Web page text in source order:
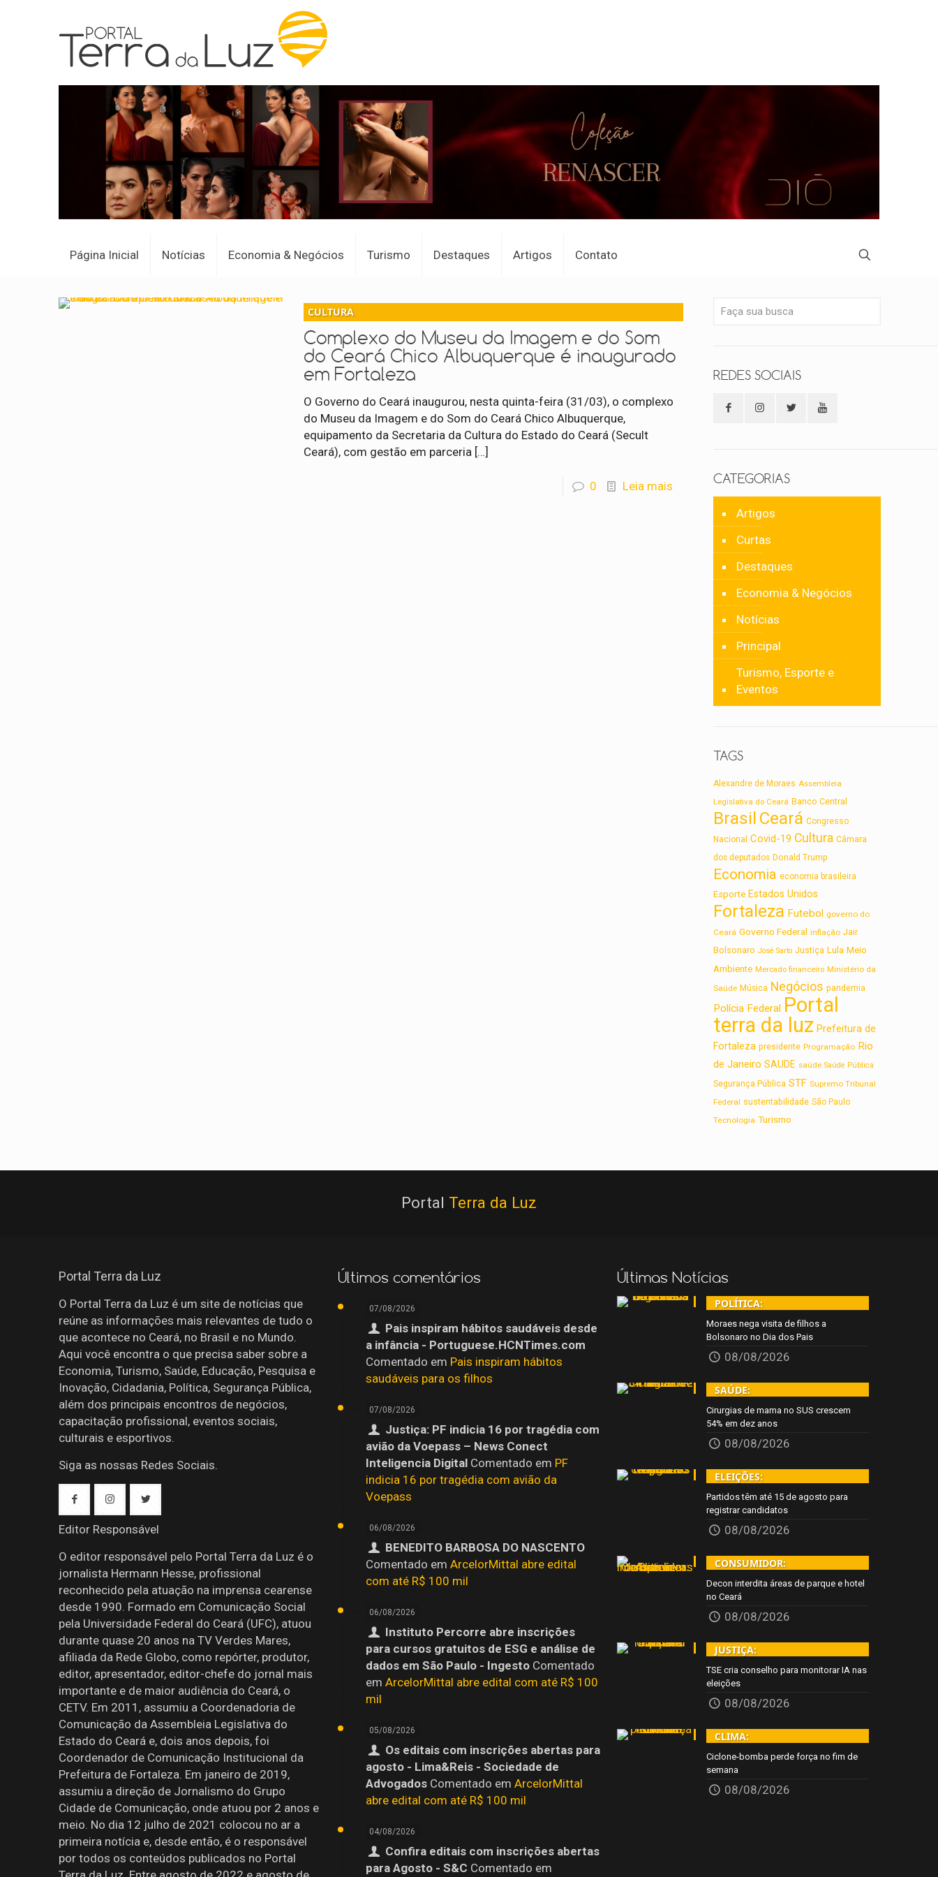
Página Inicial Notícias Economia & Negócios Turismo Destaques Artigos Contato
CULTURA
Complexo do Museu da Imagem e do Som
do Ceará Chico Albuquerque é inaugurado
em Fortaleza
O Governo do Ceará inaugurou, nesta quinta-feira (31/03), o complexo
do Museu da Imagem e do Som do Ceará Chico Albuquerque,
equipamento da Secretaria da Cultura do Estado do Ceará (Secult
Ceará), com gestão em parceria […]
0 Leia mais
REDES SOCIAIS
CATEGORIAS
Artigos
Curtas
Destaques
Economia & Negócios
Notícias
Principal
Turismo, Esporte e
Eventos
TAGS
Alexandre de Moraes Assembleia
Legislativa do Ceará Banco Central
Brasil Ceará Congresso
Nacional
Covid-19 Cultura Câmara
dos deputados Donald Trump
Economia economia brasileira
Esporte Estados Unidos
Fortaleza Futebol governo do
Ceará Governo Federal inflação Jair
Bolsonaro José Sarto Justiça Lula Meio
Ambiente Mercado financeiro Ministério da
Saúde Música Negócios pandemia
Polícia Federal Portal
terra da luz Prefeitura de
Fortaleza presidente Programação Rio
de Janeiro SAUDE saúde Saúde Pública
Segurança Pública STF Supremo Tribunal
Federal sustentabilidade São Paulo
Tecnologia Turismo
Portal Terra da Luz
Portal Terra da Luz
O Portal Terra da Luz é um site de notícias que
reúne as informações mais relevantes de tudo o
que acontece no Ceará, no Brasil e no Mundo.
Aqui você encontra o que precisa saber sobre a
Economia, Turismo, Saúde, Educação, Pesquisa e
Inovação, Cidadania, Política, Segurança Pública,
além dos principais encontros de negócios,
capacitação profissional, eventos sociais,
culturais e esportivos.
Siga as nossas Redes Sociais.
Editor Responsável
O editor responsável pelo Portal Terra da Luz é o
jornalista Hermann Hesse, profissional
reconhecido pela atuação na imprensa cearense
desde 1990. Formado em Comunicação Social
pela Universidade Federal do Ceará (UFC), atuou
durante quase 20 anos na TV Verdes Mares,
afiliada da Rede Globo, como repórter, produtor,
editor, apresentador, editor-chefe do jornal mais
importante e de maior audiência do Ceará, o
CETV. Em 2011, assumiu a Coordenadoria de
Comunicação da Assembleia Legislativa do
Estado do Ceará e, dois anos depois, foi
Coordenador de Comunicação Institucional da
Prefeitura de Fortaleza. Em janeiro de 2019,
assumiu a direção de Jornalismo do Grupo
Cidade de Comunicação, onde atuou por 2 anos e
meio. No dia 12 julho de 2021 colocou no ar a
primeira notícia e, desde então, é o responsável
por todos os conteúdos publicados no Portal
Últimos comentários
07/08/2026
Pais inspiram hábitos saudáveis desde
a infância - Portuguese.HCNTimes.com
Comentado em Pais inspiram hábitos
saudáveis para os filhos
07/08/2026
Justiça: PF indicia 16 por tragédia com
avião da Voepass – News Conect
Inteligencia DigitalComentado em PF
indicia 16 por tragédia com avião da
Voepass
06/08/2026
BENEDITO BARBOSA DO NASCENTO
Comentado em ArcelorMittal abre edital
com até R$ 100 mil
06/08/2026
Instituto Percorre abre inscrições
para cursos gratuitos de ESG e análise de
dados em São Paulo - IngestoComentado
em ArcelorMittal abre edital com até R$ 100
mil
05/08/2026
Os editais com inscrições abertas para
agosto - Lima&Reis - Sociedade de
AdvogadosComentado em ArcelorMittal
abre edital com até R$ 100 mil
04/08/2026
Confira editais com inscrições abertas
para Agosto - S&C Comentado em
Últimas Notícias
POLÍTICA:
Moraes nega visita de filhos a
Bolsonaro no Dia dos Pais
08/08/2026
SAÚDE:
Cirurgias de mama no SUS crescem
54% em dez anos
08/08/2026
ELEIÇÕES:
Partidos têm até 15 de agosto para
registrar candidatos
08/08/2026
CONSUMIDOR:
Decon interdita áreas de parque e hotel
no Ceará
08/08/2026
JUSTIÇA:
TSE cria conselho para monitorar IA nas
eleições
08/08/2026
CLIMA:
Ciclone-bomba perde força no fim de
semana
08/08/2026